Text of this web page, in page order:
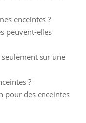
enceintes ?
peuvent-elles
sur une
?
pour des enceintes